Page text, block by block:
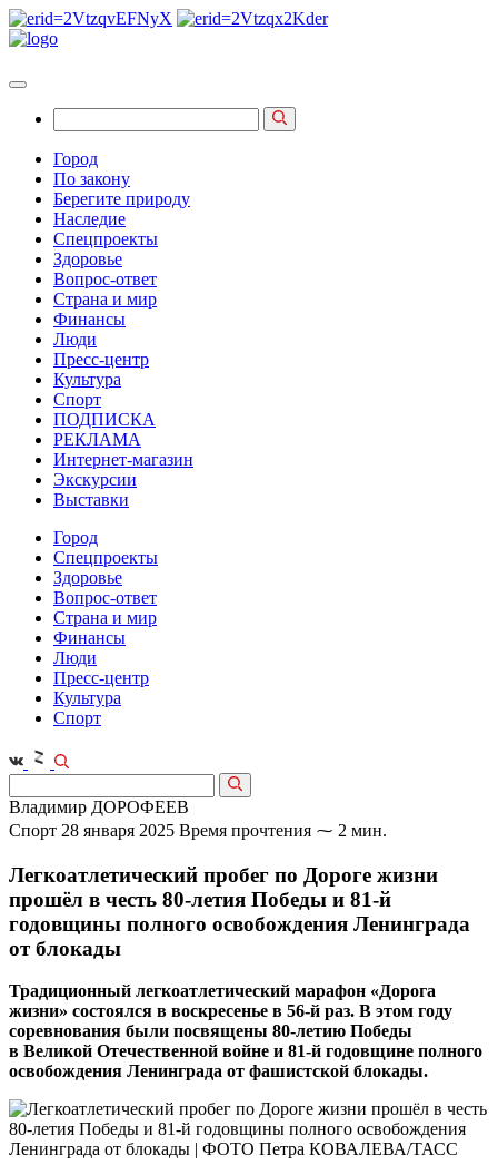
Город
По закону
Берегите природу
Наследие
Спецпроекты
Здоровье
Вопрос-ответ
Страна и мир
Финансы
Люди
Пресс-центр
Культура
Спорт
ПОДПИСКА
РЕКЛАМА
Интернет-магазин
Экскурсии
Выставки
Город
Спецпроекты
Здоровье
Вопрос-ответ
Страна и мир
Финансы
Люди
Пресс-центр
Культура
Спорт
Владимир ДОРОФЕЕВ
Спорт 28 января 2025 Время прочтения ⁓ 2 мин.
Легкоатлетический пробег по Дороге жизни
прошёл в честь 80‑летия Победы и 81‑й
годовщины полного освобождения Ленинграда
от блокады
Традиционный легкоатлетический марафон «Дорога
жизни» состоялся в воскресенье в 56‑й раз. В этом году
соревнования были посвящены 80‑летию Победы
в Великой Отечественной войне и 81‑й годовщине полного
освобождения Ленинграда от фашистской блокады.